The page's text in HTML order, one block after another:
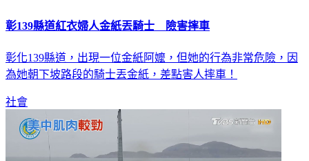
彰139縣道紅衣婦人金紙丟騎士 險害摔車
彰化139縣道，出現一位金紙阿嬤，但她的行為非常危險，因
為她朝下坡路段的騎士丟金紙，差點害人摔車！
社會